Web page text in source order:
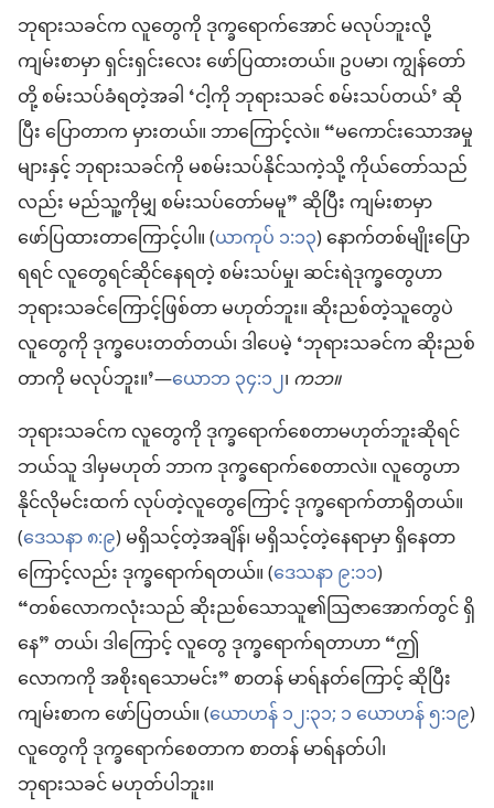
ဘုရားသခင်က လူတွေကို ဒုက္ခရောက်အောင် မလုပ်ဘူးလို့
ကျမ်းစာမှာ ရှင်းရှင်းလေး ဖော်ပြထားတယ်။ ဥပမာ၊ ကျွန်တော်
တို့ စမ်းသပ်ခံရတဲ့အခါ ‘ငါ့ကို ဘုရားသခင် စမ်းသပ်တယ်’ ဆို
ပြီး ပြောတာက မှားတယ်။ ဘာကြောင့်လဲ။ “မကောင်းသောအမှု
များနှင့် ဘုရားသခင်ကို မစမ်းသပ်နိုင်သကဲ့သို့ ကိုယ်တော်သည်
လည်း မည်သူ့ကိုမျှ စမ်းသပ်တော်မမူ” ဆိုပြီး ကျမ်းစာမှာ
ဖော်ပြထားတာကြောင့်ပါ။ (ယာကုပ် ၁:၁၃) နောက်တစ်မျိုးပြော
ရရင် လူတွေရင်ဆိုင်နေရတဲ့ စမ်းသပ်မှု၊ ဆင်းရဲဒုက္ခတွေဟာ
ဘုရားသခင်ကြောင့်ဖြစ်တာ မဟုတ်ဘူး။ ဆိုးညစ်တဲ့သူတွေပဲ
လူတွေကို ဒုက္ခပေးတတ်တယ်၊ ဒါပေမဲ့ ‘ဘုရားသခင်က ဆိုးညစ်
တာကို မလုပ်ဘူး။’—ယောဘ ၃၄:၁၂၊ကဘ။
ဘုရားသခင်က လူတွေကို ဒုက္ခရောက်စေတာမဟုတ်ဘူးဆိုရင်
ဘယ်သူ ဒါမှမဟုတ် ဘာက ဒုက္ခရောက်စေတာလဲ။ လူတွေဟာ
နိုင်လိုမင်းထက် လုပ်တဲ့လူတွေကြောင့် ဒုက္ခရောက်တာရှိတယ်။
(ဒေသနာ ၈:၉) မရှိသင့်တဲ့အချိန်၊ မရှိသင့်တဲ့နေရာမှာ ရှိနေတာ
ကြောင့်လည်း ဒုက္ခရောက်ရတယ်။ (ဒေသနာ ၉:၁၁)
“တစ်လောကလုံးသည် ဆိုးညစ်သောသူ၏ဩဇာအောက်တွင် ရှိ
နေ” တယ်၊ ဒါကြောင့် လူတွေ ဒုက္ခရောက်ရတာဟာ “ဤ
လောကကို အစိုးရသောမင်း” စာတန် မာရ်နတ်ကြောင့် ဆိုပြီး
ကျမ်းစာက ဖော်ပြတယ်။ (ယောဟန် ၁၂:၃၁;၁ ယောဟန် ၅:၁၉)
လူတွေကို ဒုက္ခရောက်စေတာက စာတန် မာရ်နတ်ပါ၊
ဘုရားသခင် မဟုတ်ပါဘူး။